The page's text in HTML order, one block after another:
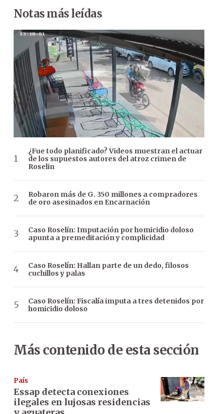
Notas más leídas
¿Fue todo planificado? Videos muestran el actuar
de los supuestos autores del atroz crimen de
Roselin
Robaron más de G. 350 millones a compradores
de oro asesinados en Encarnación
Caso Roselín: Imputación por homicidio doloso
apunta a premeditación y complicidad
Caso Roselín: Hallan parte de un dedo, filosos
cuchillos y palas
Caso Roselín: Fiscalía imputa a tres detenidos por
homicidio doloso
Más contenido de esta sección
País
Essap detecta conexiones
ilegales en lujosas residencias